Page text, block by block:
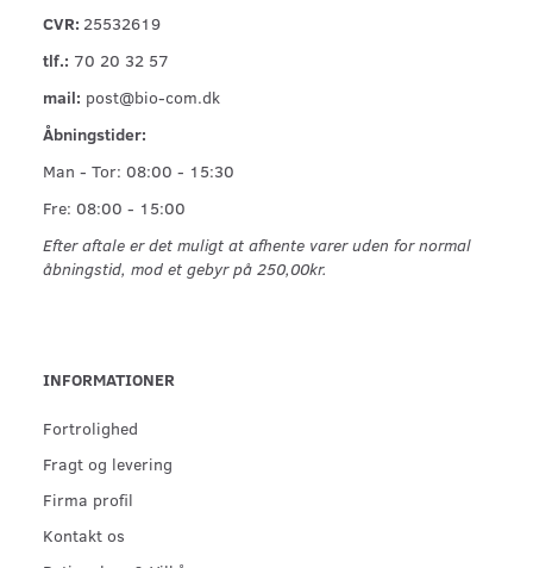
CVR: 25532619
tlf.: 70 20 32 57
mail: post@bio-com.dk
Åbningstider:
Man - Tor: 08:00 - 15:30
Fre: 08:00 - 15:00
Efter aftale er det muligt at afhente varer uden for normal
åbningstid, mod et gebyr på 250,00kr.
INFORMATIONER
Fortrolighed
Fragt og levering
Firma profil
Kontakt os